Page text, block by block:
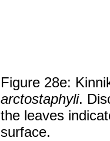
Figure 28e:
arctostaphyli.
the leaves
surface.